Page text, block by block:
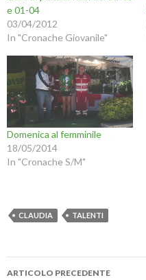
e 01-04
03/04/2012
In "Cronache Giovanile"
Domenica al femminile
18/05/2014
In "Cronache S/M"
CLAUDIA TALENTI
Navigazione
ARTICOLO PRECEDENTE